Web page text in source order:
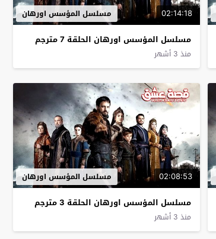
02:14:18 مسلسل المؤسس اورهان
مسلسل المؤسس اورهان الحلقة 7 مترجم
منذ 3 أشهر
02:08:53 مسلسل المؤسس اورهان
مسلسل المؤسس اورهان الحلقة 3 مترجم
منذ 3 أشهر